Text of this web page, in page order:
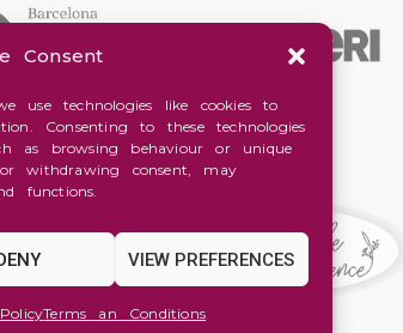
Consent
use technologies like cookies to
Consenting to these technologies
as browsing behaviour or unique
withdrawing consent, may
functions.
VIEW PREFERENCES
Terms an Conditions